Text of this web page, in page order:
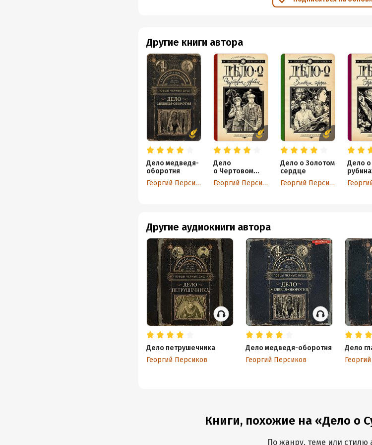
Другие книги автора
Дело медведя-
оборотня
Георгий Персиков
Дело
о Чертовом
зеркале
Георгий Персиков
Дело о Золотом
сердце
Георгий Персиков
Дело о
Другие аудиокниги автора
Дело петрушечника
Георгий Персиков
Дело медведя-оборотня
Георгий Персиков
Дело
Книги, похожие на «Дело о
По жанру, теме или стилю